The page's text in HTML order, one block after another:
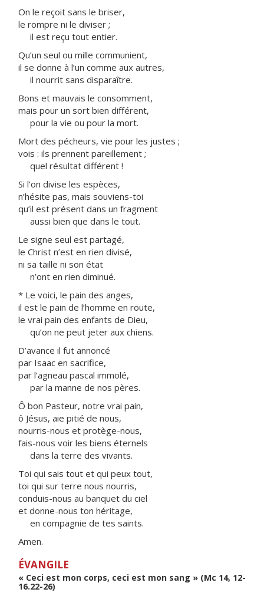
On le reçoit sans le briser,
le rompre ni le diviser ;
il est reçu tout entier.
Qu’un seul ou mille communient,
il se donne à l’un comme aux autres,
il nourrit sans disparaître.
Bons et mauvais le consomment,
mais pour un sort bien différent,
pour la vie ou pour la mort.
Mort des pécheurs, vie pour les justes ;
vois : ils prennent pareillement ;
quel résultat différent !
Si l’on divise les espèces,
n’hésite pas, mais souviens-toi
qu’il est présent dans un fragment
aussi bien que dans le tout.
Le signe seul est partagé,
le Christ n’est en rien divisé,
ni sa taille ni son état
n’ont en rien diminué.
* Le voici, le pain des anges,
il est le pain de l’homme en route,
le vrai pain des enfants de Dieu,
qu’on ne peut jeter aux chiens.
D’avance il fut annoncé
par Isaac en sacrifice,
par l’agneau pascal immolé,
par la manne de nos pères.
Ô bon Pasteur, notre vrai pain,
ô Jésus, aie pitié de nous,
nourris-nous et protège-nous,
fais-nous voir les biens éternels
dans la terre des vivants.
Toi qui sais tout et qui peux tout,
toi qui sur terre nous nourris,
conduis-nous au banquet du ciel
et donne-nous ton héritage,
en compagnie de tes saints.
Amen.
ÉVANGILE
« Ceci est mon corps, ceci est mon sang » (Mc 14, 12-
16.22-26)